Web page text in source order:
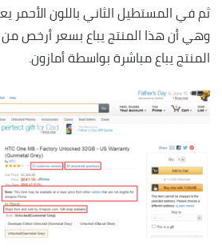
ثم في المستطيل الثاني باللون
وهي أن هذا المنتج يباع بسعر أرخص من
المنتج يباع مباشرة بواسطة أمازون.